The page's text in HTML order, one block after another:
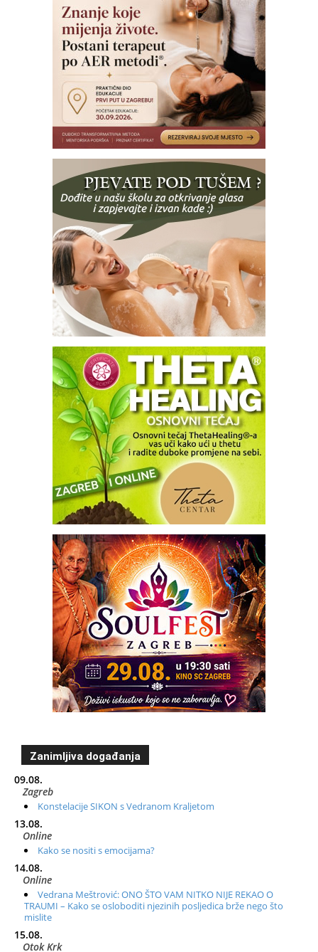
Zanimljiva događanja
09.08.
Zagreb
Konstelacije SIKON s Vedranom Kraljetom
13.08.
Online
Kako se nositi s emocijama?
14.08.
Online
Vedrana Meštrović: ONO ŠTO VAM NITKO NIJE REKAO O
TRAUMI – Kako se osloboditi njezinih posljedica brže nego što
mislite
15.08.
Otok Krk